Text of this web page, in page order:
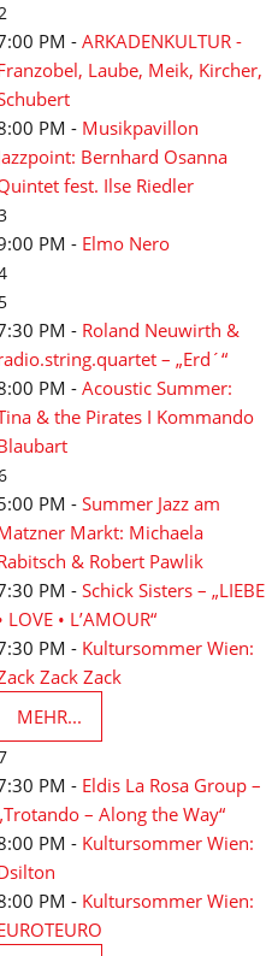
PM - ARKADENKULTUR -
Laube, Meik, Kircher,
PM - Musikpavillon
Bernhard Osanna
fest. Ilse Riedler
PM - Elmo Nero
5
PM - Roland Neuwirth &
– „Erd´“
PM - Acoustic Summer:
& the Pirates I Kommando
PM - Summer Jazz am
Markt: Michaela
& Robert Pawlik
PM - Schick Sisters – „LIEBE
LOVE • L’AMOUR“
PM - Kultursommer Wien:
Zack Zack
MEHR...
PM - Eldis La Rosa Group –
– Along the Way“
PM - Kultursommer Wien:
PM - Kultursommer Wien: